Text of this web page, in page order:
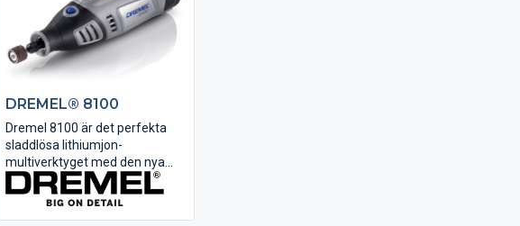
DREMEL® 8100
Dremel 8100 är det perfekta
sladdlösa lithiumjon-
multiverktyget med den nya
innovativa EZ Twist nosmutter.
Med denna nya funktion